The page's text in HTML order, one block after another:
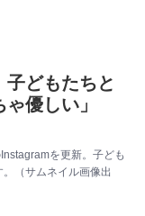
子どもたちと
優しい」
を更新。子ども
（サムネイル画像出